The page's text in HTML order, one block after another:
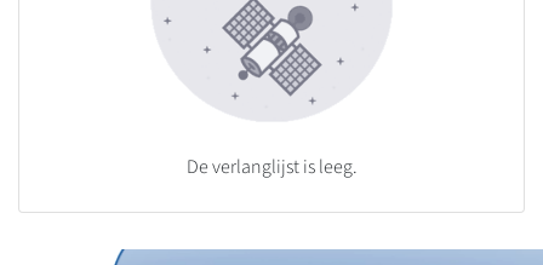
De verlanglijst is leeg.